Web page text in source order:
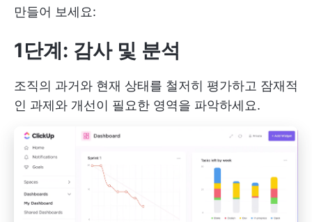
만들어 보세요:
1단계: 감사 및 분석
조직의 과거와 현재 상태를 철저히 평가하고 잠재적
인 과제와 개선이 필요한 영역을 파악하세요.